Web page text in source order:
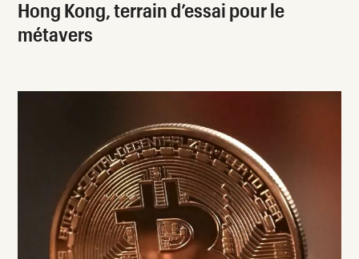
Hong Kong, terrain d’essai pour le
métavers